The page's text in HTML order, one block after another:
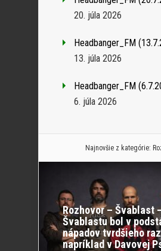
20. júla 2026
Headbanger_FM
13. júla 2026
Headbanger_FM
6. júla 2026
Najnovšie z kategórie:
Rozhovor – Švablast
Švablastu bol v
nápadov tvrdšieho
napríklad v Davovej